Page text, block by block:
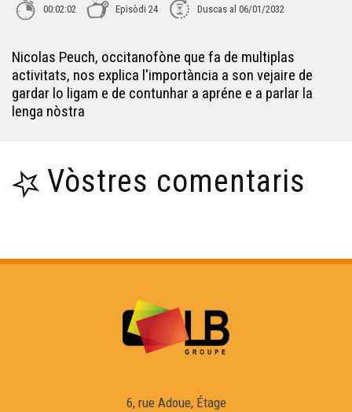
Ligats - Sébastien Péjou
Ligats - Adrien Villeneuve
Ligats - Sylvan Chabaud
00:02:02 Episòdi 24 Duscas al 06/01/2032
Nicolas Peuch, occitanofòne que fa de multiplas
activitats, nos explica l'importància a son vejaire de
gardar lo ligam e de contunhar a apréne e a parlar la
lenga nòstra
Vòstres comentaris
6, rue Adoue, Étage